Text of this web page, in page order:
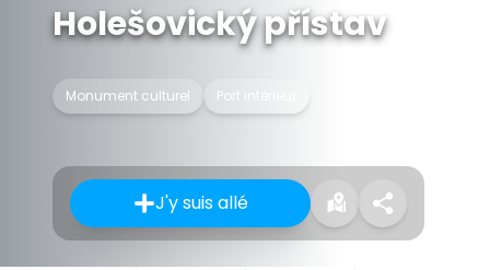
Holešovický přístav
Monument culturel Port intérieur
J'y suis allé